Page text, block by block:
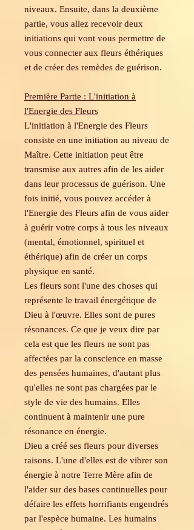
niveaux. Ensuite, dans la deuxième
partie, vous allez recevoir deux
initiations qui vont vous permettre de
vous connecter aux fleurs éthériques
et de créer des remèdes de guérison.
Première Partie : L'initiation à
l'Energie des Fleurs
L'initiation à l'Energie des Fleurs
consiste en une initiation au niveau de
Maître. Cette initiation peut être
transmise aux autres afin de les aider
dans leur processus de guérison. Une
fois initié, vous pouvez accéder à
l'Energie des Fleurs afin de vous aider
à guérir votre corps à tous les niveaux
(mental, émotionnel, spirituel et
éthérique) afin de créer un corps
physique en santé.
Les fleurs sont l'une des choses qui
représente le travail énergétique de
Dieu à l'œuvre. Elles sont de pures
résonances. Ce que je veux dire par
cela est que les fleurs ne sont pas
affectées par la conscience en masse
des pensées humaines, d'autant plus
qu'elles ne sont pas chargées par le
style de vie des humains. Elles
continuent à maintenir une pure
résonance en énergie.
Dieu a créé ses fleurs pour diverses
raisons. L'une d'elles est de vibrer son
énergie à notre Terre Mère afin de
l'aider sur des bases continuelles pour
défaire les effets horrifiants engendrés
par l'espèce humaine. Les humains